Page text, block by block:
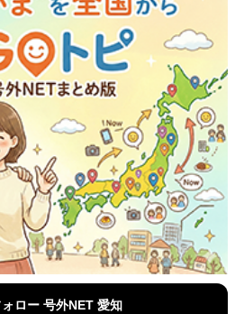
ロー 号外NET 愛知